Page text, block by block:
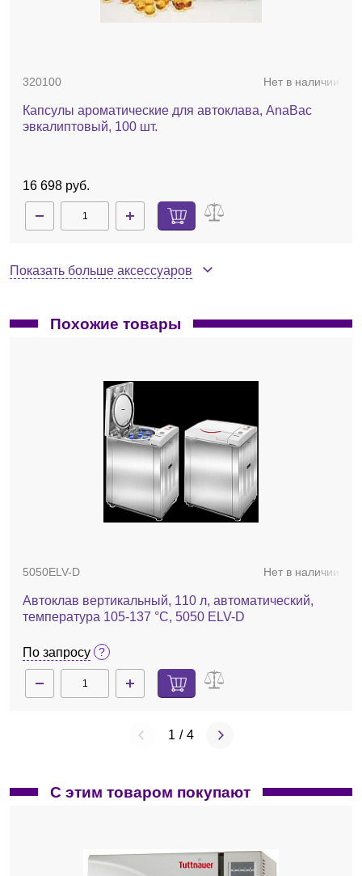
программное обеспечение;
320100 Нет в наличии
Капсулы ароматические для автоклава, AnaBac
эвкалиптовый, 100 шт.
16 698 руб.
Капсулы ароматические для автоклава, AnaBac
Показать больше аксессуаров
Похожие товары
5050ELV-D Нет в наличии
Автоклав вертикальный, 110 л, автоматический,
температура 105-137 °С, 5050 ELV-D
По запросу
1 / 4
С этим товаром покупают